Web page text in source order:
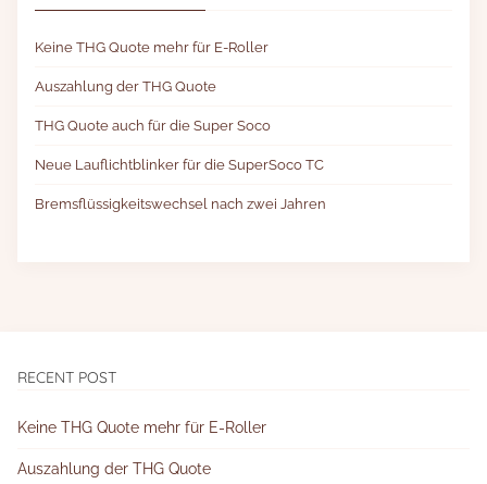
Keine THG Quote mehr für E-Roller
Auszahlung der THG Quote
THG Quote auch für die Super Soco
Neue Lauflichtblinker für die SuperSoco TC
Bremsflüssigkeitswechsel nach zwei Jahren
RECENT POST
Keine THG Quote mehr für E-Roller
Auszahlung der THG Quote